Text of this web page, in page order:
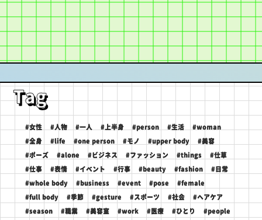
Tag
#女性 #人物 #一人 #上半身 #person #生活 #woman
#全身 #life #one person #モノ #upper body #美容
#ポーズ #alone #ビジネス #ファッション #things #仕草
#仕事 #表情 #イベント #行事 #beauty #fashion #日常
#whole body #business #event #pose #female
#full body #季節 #gesture #スポーツ #社会 #ヘアケア
#season #職業 #美容室 #work #医療 #ひとり #people